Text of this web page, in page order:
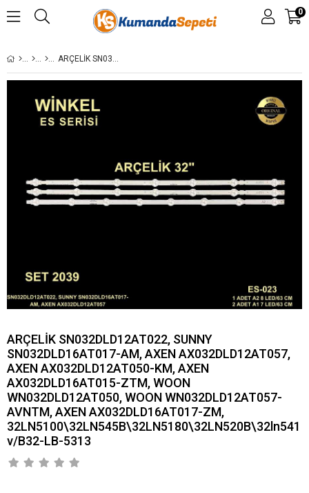
0
ARÇELİK SN032DLD12AT022, SUNNY SN032DLD16AT017-AM, AXEN AX032DLD12AT057, AXEN AX032DLD12AT050-KM, AXEN AX032DLD16AT015-ZTM, WOON WN032DLD12AT050, WOON WN032DLD12AT057-AVNTM, AXEN AX032DLD16AT017-ZM, 32LN5100\32LN545B\32LN5180\32LN520B\32LN541V/B32-LB-5313
ARÇELİK SN032DLD12AT022, SUNNY
SN032DLD16AT017-AM, AXEN AX032DLD12AT057,
AXEN AX032DLD12AT050-KM, AXEN
AX032DLD16AT015-ZTM, WOON
WN032DLD12AT050, WOON WN032DLD12AT057-
AVNTM, AXEN AX032DLD16AT017-ZM,
32LN5100\32LN545B\32LN5180\32LN520B\32ln541
v/B32-LB-5313